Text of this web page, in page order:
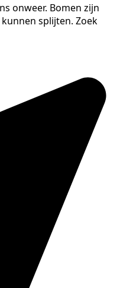
onweer. Bomen zijn
splijten. Zoek